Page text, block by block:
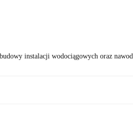
instalacji wodociągowych oraz